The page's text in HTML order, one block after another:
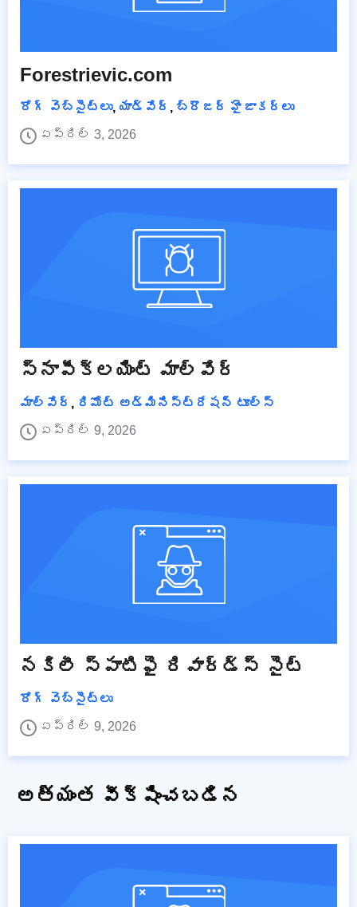
Forestrievic.com
రోగ్ వెబ్‌సైట్‌లు, యాడ్వేర్ , బ్రౌజర్ హైజాకర్లు
ఏప్రిల్ 3, 2026
స్నాపీక్లయింట్ మాల్వేర్
మాల్వేర్ , రిమోట్ అడ్మినిస్ట్రేషన్ టూల్స్
ఏప్రిల్ 9, 2026
నకిలీ స్పాటిఫై రివార్డ్స్ సైట్
రోగ్ వెబ్‌సైట్‌లు
ఏప్రిల్ 9, 2026
అత్యంత వీక్షించబడిన